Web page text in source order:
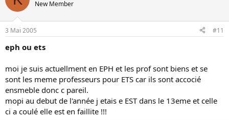
New Member
3 Mai 2005 #11
eph ou ets
moi je suis actuellment en EPH et les prof sont biens et se
sont les meme professeurs pour ETS car ils sont accocié
ensmeble donc c pareil.
mopi au debut de l'année j etais e EST dans le 13eme et celle
ci a coulé elle est en faillite !!!